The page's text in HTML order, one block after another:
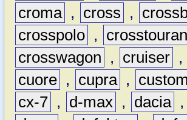
croma , cross ,
crosspolo , crosstouran
crosswagon
, cruiser ,
cuore , cupra , custom
cx-7 , d-max , dacia ,